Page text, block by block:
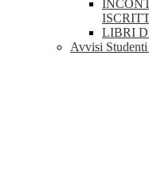
LIBRI
Avvisi